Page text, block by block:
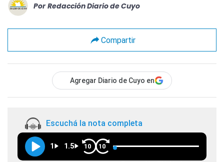
Por Redacción Diario de Cuyo
Compartir
Agregar Diario de Cuyo en
Escuchá la nota completa
1 1.5 10 10